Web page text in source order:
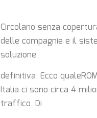
Circolano senza
delle compagnie e il
soluzione
definitiva. Ecco
Italia ci sono circa 4
traffico. Di